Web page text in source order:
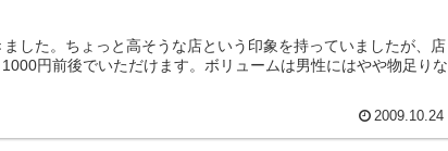
した。ちょっと高そうな店という印象を持っていましたが、店
円前後でいただけます。ボリュームは男性にはやや物足りな
2009.10.24